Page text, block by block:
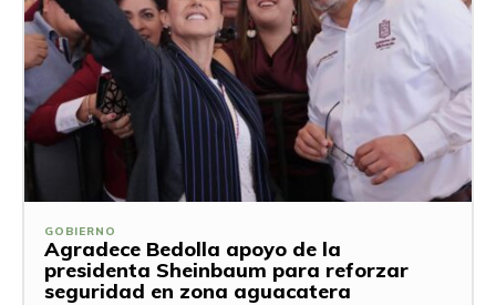
GOBIERNO
Agradece Bedolla apoyo de la
presidenta Sheinbaum para reforzar
seguridad en zona aguacatera